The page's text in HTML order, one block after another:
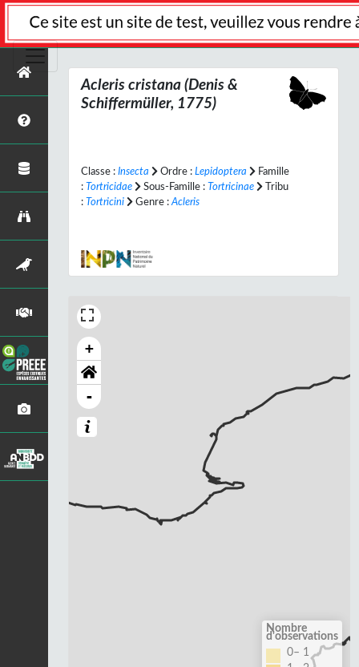
Acleris cristana (Denis &
Schiffermüller, 1775)
Classe : Insecta Ordre : Lepidoptera
Famille
: Tortricidae Sous-Famille : Tortricinae
Tribu
: Tortricini Genre : Acleris
+
-
Nombre
d'observations
0– 1